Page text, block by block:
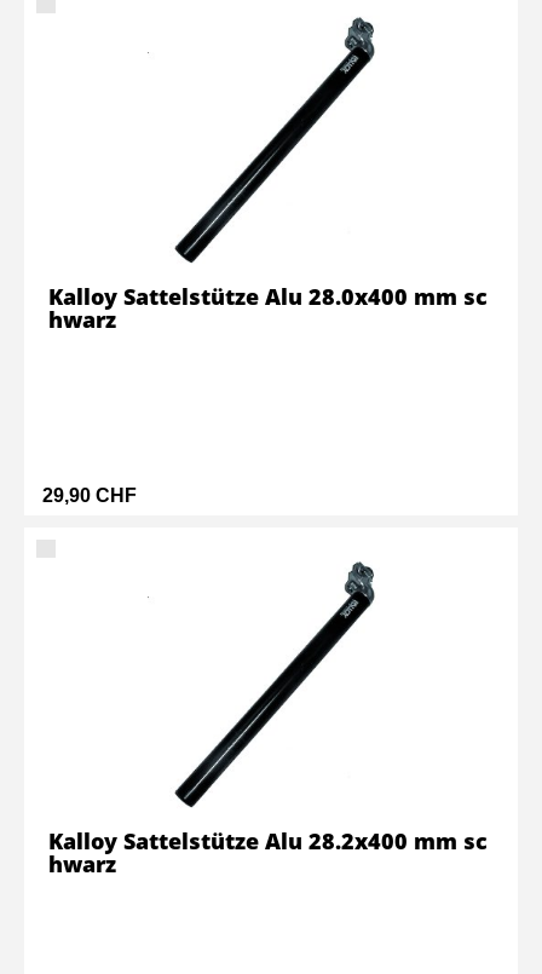
29,90 CHF
Kalloy Sattelstütze Alu 28.0x400 mm sc
hwarz
Kalloy Sattelstütze Alu 28.2x400 mm sc
hwarz